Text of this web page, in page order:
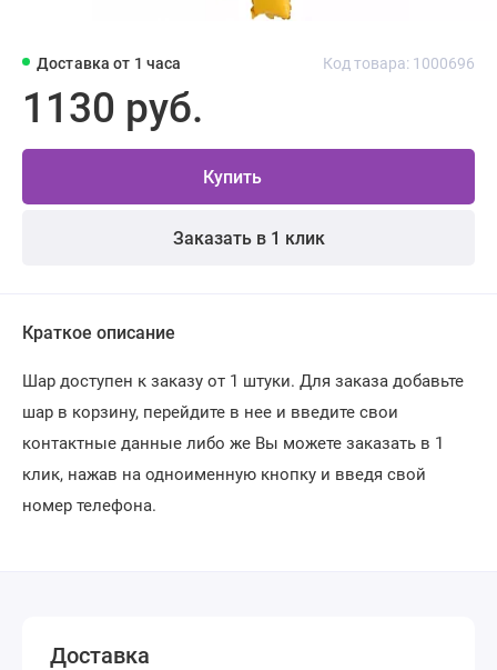
Доставка от 1 часа Код товара: 1000696
1130 руб.
Купить
Заказать в 1 клик
Краткое описание
Шар доступен к заказу от 1 штуки. Для заказа добавьте
шар в корзину, перейдите в нее и введите свои
контактные данные либо же Вы можете заказать в 1
клик, нажав на одноименную кнопку и введя свой
номер телефона.
Доставка